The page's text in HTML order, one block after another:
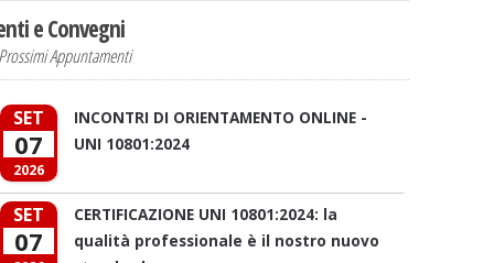
e Convegni
Appuntamenti
SET
07
2026
INCONTRI DI ORIENTAMENTO ONLINE -
UNI 10801:2024
SET
07
CERTIFICAZIONE UNI 10801:2024: la
qualità professionale è il nostro nuovo